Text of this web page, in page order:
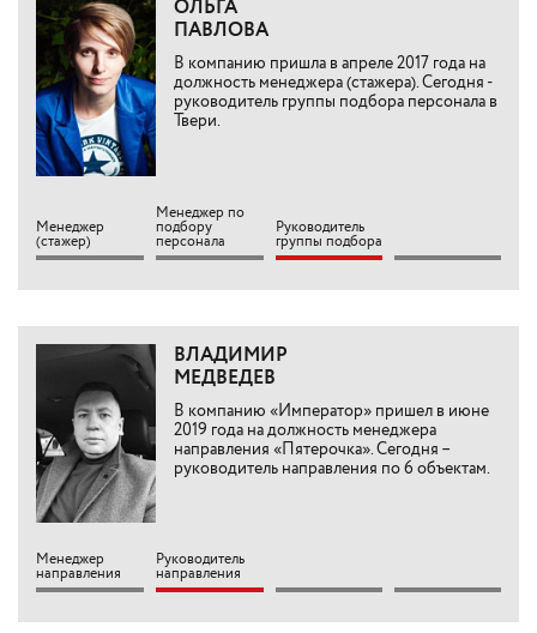
ОЛЬГА
ПАВЛОВА
В компанию пришла в апреле 2017 года на
должность менеджера (стажера). Сегодня -
руководитель группы подбора персонала в
Твери.
Менеджер
(стажер)
Менеджер по
подбору
персонала
Руководитель
группы подбора
ВЛАДИМИР
МЕДВЕДЕВ
В компанию «Император» пришел в июне
2019 года на должность менеджера
направления «Пятерочка». Сегодня –
руководитель направления по 6 объектам.
Менеджер
направления
Руководитель
направления